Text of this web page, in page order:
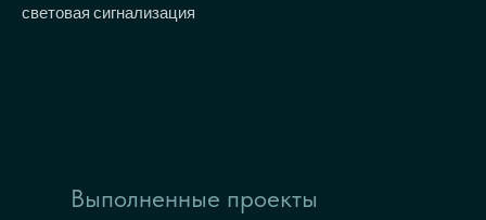
световая сигнализация
Выполненные проекты